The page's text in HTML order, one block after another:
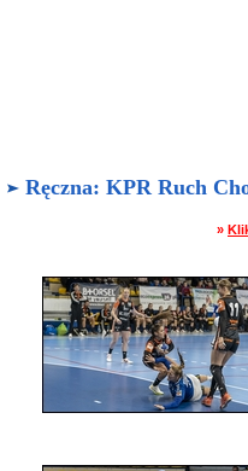
Ręczna: KPR Ruch
»